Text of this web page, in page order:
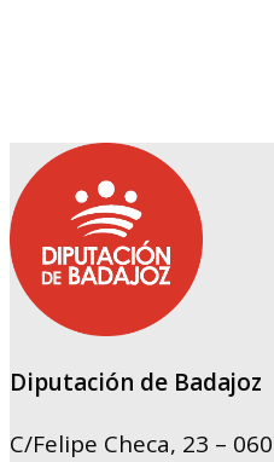
Diputación de Badajoz
C/Felipe Checa, 23 –